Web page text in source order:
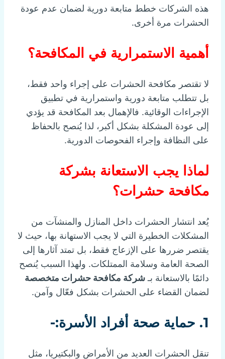
هذه الشركات خطط متابعة دورية لضمان عدم عودة
الحشرات مرة أخرى.
أهمية الاستمرارية في المكافحة؟
لا تقتصر مكافحة الحشرات على إجراء واحد فقط،
بل تتطلب متابعة دورية واستمرارية في تطبيق
الإجراءات الوقائية. فالإهمال بعد المكافحة قد يؤدي
إلى عودة المشكلة بشكل أكبر، لذا يُنصح بالحفاظ
على النظافة وإجراء الفحوصات الدورية.
لماذا يجب الاستعانة بشركة
مكافحة حشرات؟
يُعد انتشار الحشرات داخل المنازل والمنشآت من
المشكلات الخطيرة التي لا يجب الاستهانة بها، حيث لا
يقتصر ضررها على الإزعاج فقط، بل تمتد آثارها إلى
الصحة العامة وسلامة الممتلكات. ولهذا السبب يُنصح
دائمًا بالاستعانة بـ شركة مكافحة حشرات متخصصة
لضمان القضاء على الحشرات بشكل فعّال وآمن.
1. حماية صحة أفراد الأسرة:-
تنقل الحشرات العديد من الأمراض والبكتيريا، مثل